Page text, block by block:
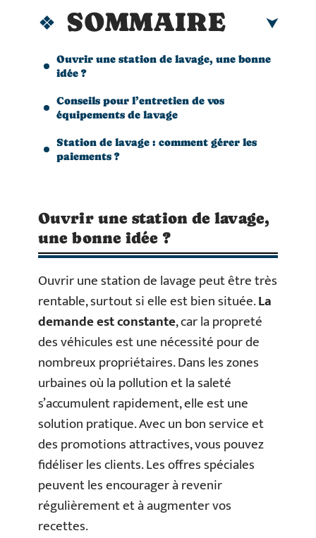
SOMMAIRE
Ouvrir une station de lavage, une bonne
idée ?
Conseils pour l’entretien de vos
équipements de lavage
Station de lavage : comment gérer les
paiements ?
Ouvrir une station de lavage,
une bonne idée ?
Ouvrir une station de lavage peut être très
rentable, surtout si elle est bien située.La
demande est constante, car la propreté
des véhicules est une nécessité pour de
nombreux propriétaires. Dans les zones
urbaines où la pollution et la saleté
s’accumulent rapidement, elle est une
solution pratique. Avec un bon service et
des promotions attractives, vous pouvez
fidéliser les clients. Les offres spéciales
peuvent les encourager à revenir
régulièrement et à augmenter vos
recettes.